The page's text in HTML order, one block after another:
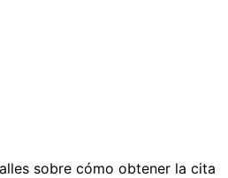
sobre cómo obtener la cita